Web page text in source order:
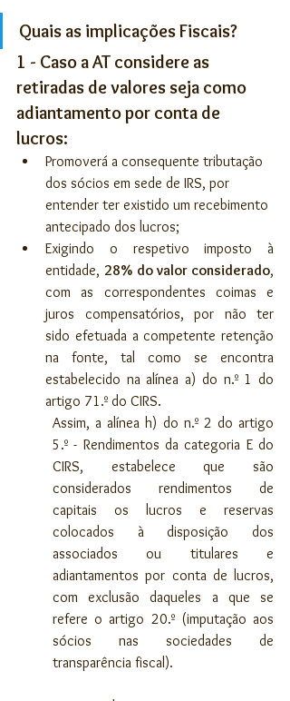
Quais as implicações Fiscais?
1 - Caso a AT considere as
retiradas de valores seja como
adiantamento por conta de
lucros:
Promoverá a consequente tributação
dos sócios em sede de IRS, por
entender ter existido um recebimento
antecipado dos lucros;
Exigindo o respetivo imposto à
entidade, 28% do valor considerado,
com as correspondentes coimas e
juros compensatórios, por não ter
sido efetuada a competente retenção
na fonte, tal como se encontra
estabelecido na alínea a) do n.º 1 do
artigo 71.º do CIRS.
Assim, a alínea h) do n.º 2 do artigo
5.º - Rendimentos da categoria E do
CIRS, estabelece que são
considerados rendimentos de
capitais os lucros e reservas
colocados à disposição dos
associados ou titulares e
adiantamentos por conta de lucros,
com exclusão daqueles a que se
refere o artigo 20.º (imputação aos
sócios nas sociedades de
transparência fiscal).